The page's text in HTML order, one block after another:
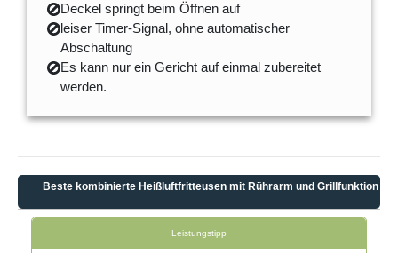
Deckel springt beim Öffnen auf
leiser Timer-Signal, ohne automatischer
Abschaltung
Es kann nur ein Gericht auf einmal zubereitet
werden.
Beste kombinierte Heißluftfritteusen mit Rührarm und Grillfunktion
Leistungstipp